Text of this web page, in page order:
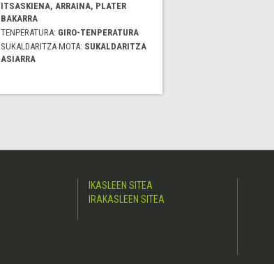
ITSASKIENA, ARRAINA, PLATER
BAKARRA
TENPERATURA: GIRO-TENPERATURA
SUKALDARITZA MOTA: SUKALDARITZA
ASIARRA
IKASLEEN SITEA
IRAKASLEEN SITEA